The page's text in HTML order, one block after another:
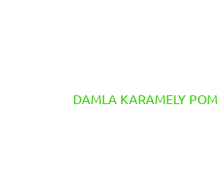
DAMLA KARAMELY